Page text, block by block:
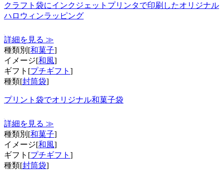
クラフト袋にインクジェットプリンタで印刷したオリジナル
ハロウィンラッピング
詳細を見る ≫
種類別[和菓子]
イメージ[和風]
ギフト[プチギフト ]
種類[封筒袋]
プリント袋でオリジナル和菓子袋
詳細を見る ≫
種類別[和菓子]
イメージ[和風]
ギフト[プチギフト ]
種類[封筒袋]